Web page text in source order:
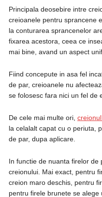
Principala deosebire intre
creioanele pentru sprancene
la conturarea sprancenelor
fixarea acestora, ceea ce
mai bine, avand un aspect
Fiind concepute in asa fel
de par, creioanele nu
se folosesc fara nici un fel de
De cele mai multe ori,
la celalalt capat cu o periuta,
de par, dupa aplicare.
In functie de nuanta firelor de
creionului. Mai exact, pentru
creion maro deschis, pentru
pentru firele brunete se alege